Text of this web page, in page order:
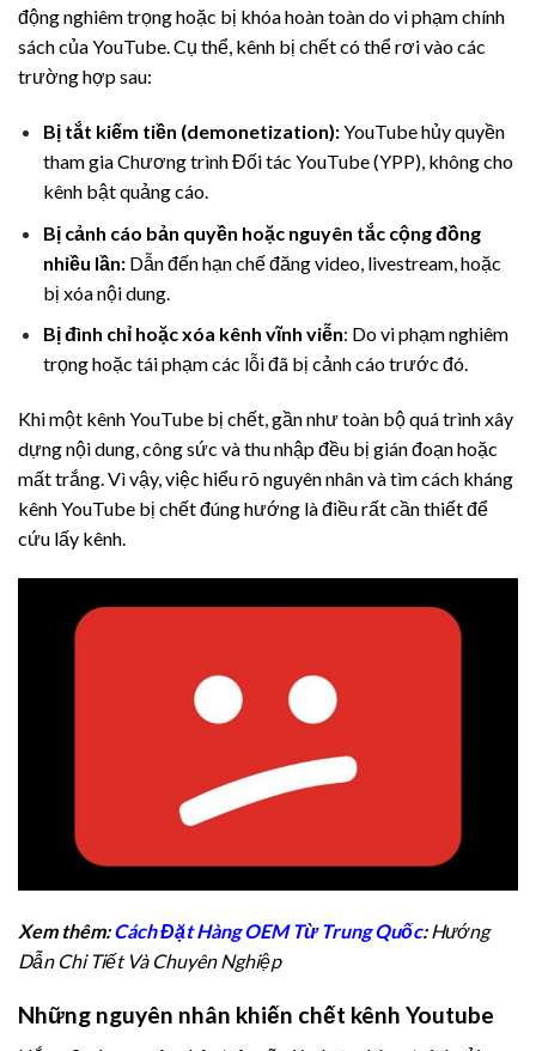
động nghiêm trọng hoặc bị khóa hoàn toàn do vi phạm chính
sách của YouTube. Cụ thể, kênh bị chết có thể rơi vào các
trường hợp sau:
Bị tắt kiếm tiền (demonetization):YouTube hủy quyền
tham gia Chương trình Đối tác YouTube (YPP), không cho
kênh bật quảng cáo.
Bị cảnh cáo bản quyền hoặc nguyên tắc cộng đồng
nhiều lần:Dẫn đến hạn chế đăng video, livestream, hoặc
bị xóa nội dung.
Bị đình chỉ hoặc xóa kênh vĩnh viễn: Do vi phạm nghiêm
trọng hoặc tái phạm các lỗi đã bị cảnh cáo trước đó.
Khi một kênh YouTube bị chết, gần như toàn bộ quá trình xây
dựng nội dung, công sức và thu nhập đều bị gián đoạn hoặc
mất trắng. Vì vậy, việc hiểu rõ nguyên nhân và tìm cách kháng
kênh YouTube bị chết đúng hướng là điều rất cần thiết để
cứu lấy kênh.
Xem thêm:Cách Đặt Hàng OEM Từ Trung Quốc:Hướng
Dẫn Chi Tiết Và Chuyên Nghiệp
Những nguyên nhân khiến chết kênh Youtube